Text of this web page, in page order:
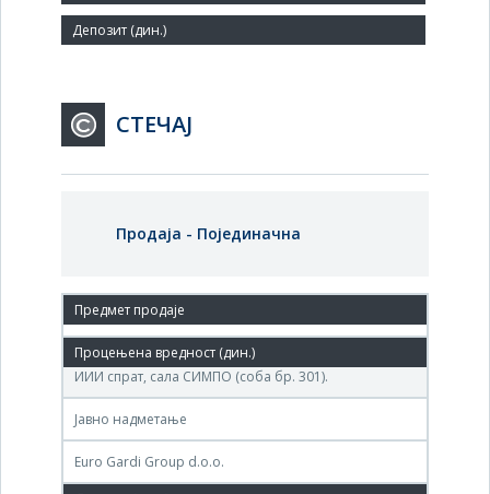
СТЕЧАЈ
Продаја - Појединачна
27. нов.'12.
Агенција за приватизацију, Теразије бр 23, Београд,
ИИИ спрат, сала СИМПО (соба бр. 301).
Јавно надметање
Euro Gardi Group d.o.o.